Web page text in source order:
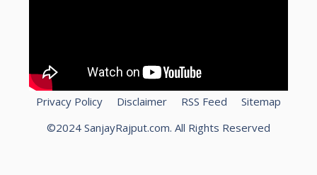
Privacy Policy Disclaimer RSS Feed
Sitemap
©2024 SanjayRajput.com. All Rights Reserved